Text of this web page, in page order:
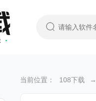
当前位置： 108下载 →